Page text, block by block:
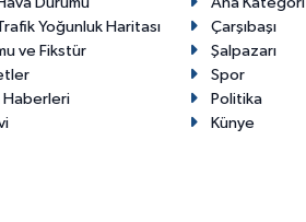
Yoğunluk Haritası
ve Fikstür
Haberleri
Çarşıbaşı
Şalpazarı
Spor
Politika
Künye